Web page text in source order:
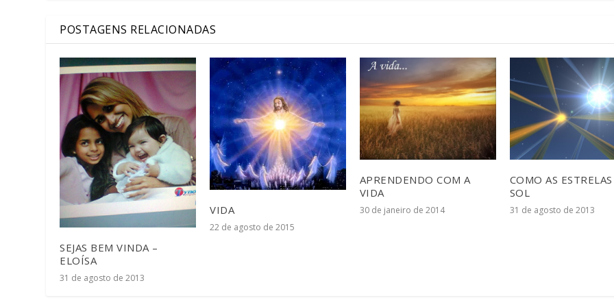
POSTAGENS RELACIONADAS
SEJAS BEM VINDA –
ELOÍSA
31 de agosto de 2013
VIDA
22 de agosto de 2015
APRENDENDO COM A
VIDA
30 de janeiro de 2014
COMO AS
SOL
31 de agosto de 2013